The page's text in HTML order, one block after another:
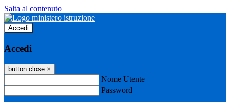
Salta al contenuto
Accedi
Accedi
button close ×
Nome Utente
Password